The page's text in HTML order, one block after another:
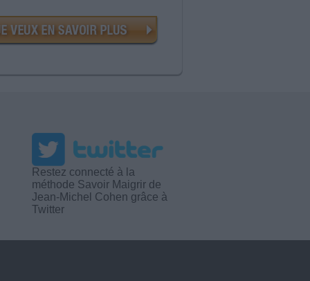
Restez connecté à la
méthode Savoir Maigrir de
Jean-Michel Cohen grâce à
Twitter